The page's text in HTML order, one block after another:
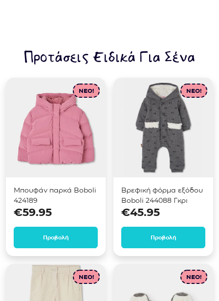
Προτάσεις Ειδικά Για Σένα
NEO!
Μπουφάν παρκά Boboli
424189
€59.95
Προβολή
NEO!
Βρεφική φόρμα εξόδου
Boboli 244088 Γκρι
€45.95
Προβολή
NEO! NEO!